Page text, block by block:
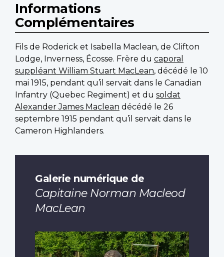
Informations
Complémentaires
Fils de Roderick et Isabella Maclean, de Clifton
Lodge, Inverness, Écosse. Frère du caporal
suppléant William Stuart MacLean, décédé le 10
mai 1915, pendant qu’il servait dans le Canadian
Infantry (Quebec Regiment) et du soldat
Alexander James Maclean décédé le 26
septembre 1915 pendant qu’il servait dans le
Cameron Highlanders.
Galerie numérique de
Capitaine Norman Macleod
MacLean